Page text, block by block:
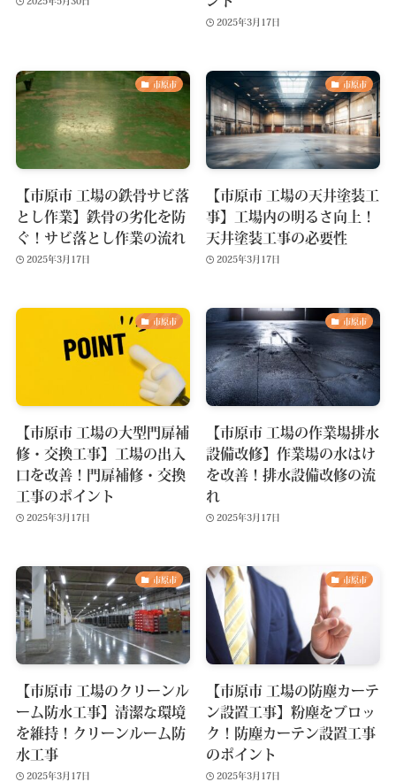
2025年3月17日
市原市
【市原市 工場の鉄骨サビ落
とし作業】鉄骨の劣化を防
ぐ！サビ落とし作業の流れ
2025年3月17日
市原市
【市原市 工場の天井塗装工
事】工場内の明るさ向上！
天井塗装工事の必要性
2025年3月17日
市原市
【市原市 工場の大型門扉補
修・交換工事】工場の出入
口を改善！門扉補修・交換
工事のポイント
2025年3月17日
市原市
【市原市 工場の作業場排水
設備改修】作業場の水はけ
を改善！排水設備改修の流
れ
2025年3月17日
市原市
【市原市 工場のクリーンル
ーム防水工事】清潔な環境
を維持！クリーンルーム防
水工事
2025年3月17日
市原市
【市原市 工場の防塵カーテ
ン設置工事】粉塵をブロッ
ク！防塵カーテン設置工事
のポイント
2025年3月17日